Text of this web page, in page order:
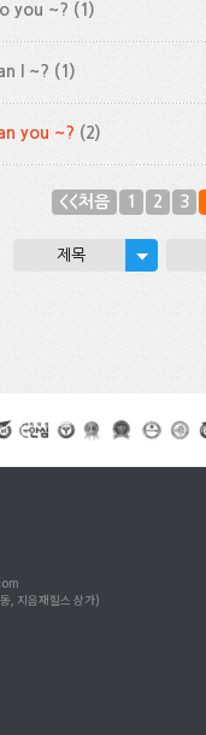
you ~? (1)
I ~? (1)
you ~? (2)
<<처음 1 2 3
제목
, 지음재힐스 상가)